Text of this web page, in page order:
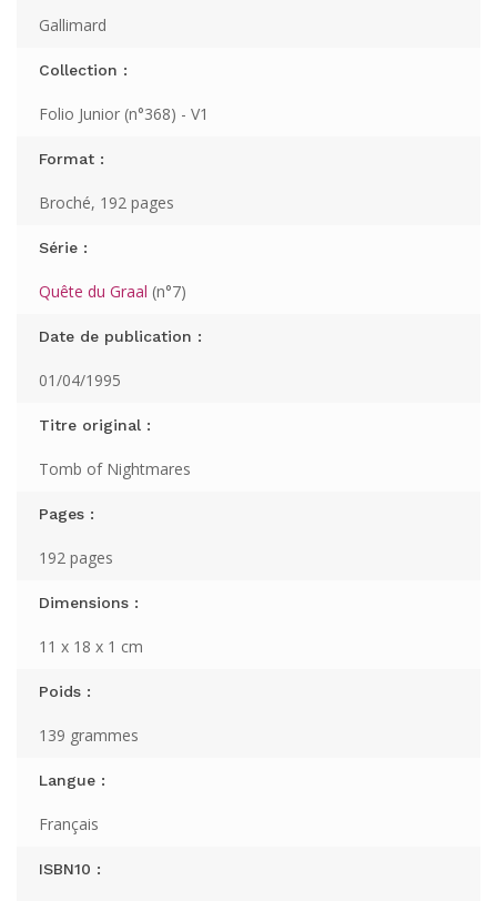
Gallimard
Collection :
Folio Junior (n°368) - V1
Format :
Broché, 192 pages
Série :
Quête du Graal (n°7)
Date de publication :
01/04/1995
Titre original :
Tomb of Nightmares
Pages :
192 pages
Dimensions :
11 x 18 x 1 cm
Poids :
139 grammes
Langue :
Français
ISBN10 :